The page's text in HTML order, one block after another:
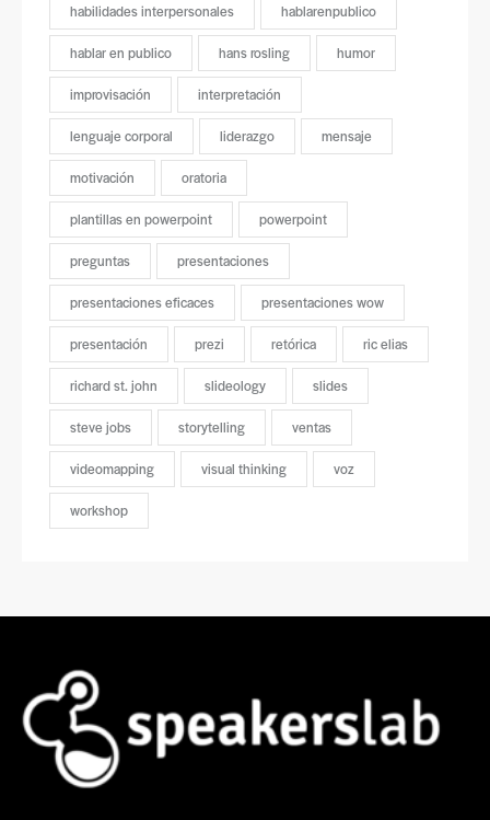
habilidades interpersonales hablarenpublico
hablar en publico hans rosling humor
improvisación interpretación
lenguaje corporal liderazgo mensaje
motivación oratoria
plantillas en powerpoint powerpoint
preguntas presentaciones
presentaciones eficaces presentaciones wow
presentación prezi retórica ric elias
richard st. john slideology slides
steve jobs storytelling ventas
videomapping visual thinking voz
workshop